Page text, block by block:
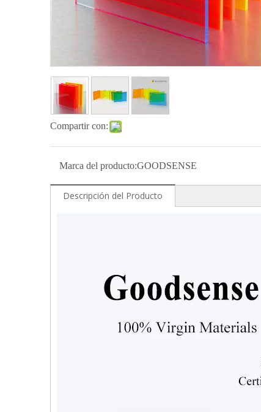
Compartir con:
Marca del producto:GOODSENSE
Descripción del Producto